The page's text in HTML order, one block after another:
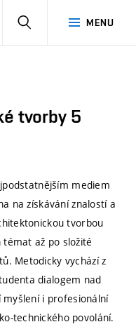
MENU
tvorby 5
mediem
na získávání znalostí a
tvorbou
až po složité
Metodicky vychází z
dialogem nad
myšlení i profesionální
technického povolání.